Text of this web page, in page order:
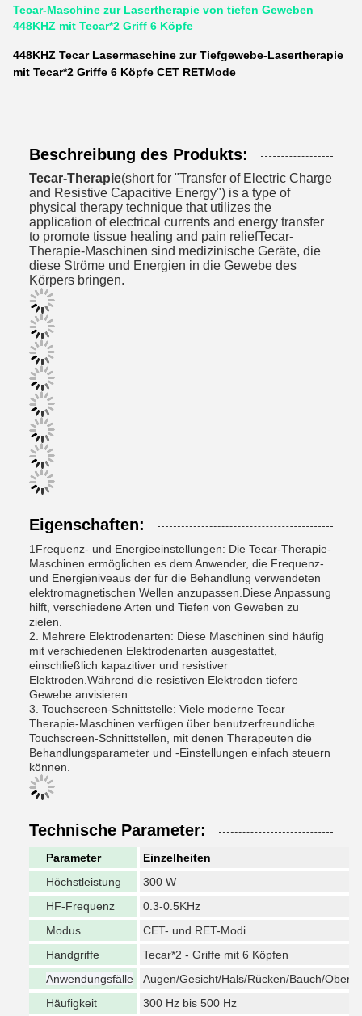
Tecar-Maschine zur Lasertherapie von tiefen Geweben
448KHZ mit Tecar*2 Griff 6 Köpfe
448KHZ Tecar Lasermaschine zur Tiefgewebe-Lasertherapie
mit Tecar*2 Griffe 6 Köpfe CET RETMode
Beschreibung des Produkts:
Tecar-Therapie(short for "Transfer of Electric Charge
and Resistive Capacitive Energy") is a type of
physical therapy technique that utilizes the
application of electrical currents and energy transfer
to promote tissue healing and pain reliefTecar-
Therapie-Maschinen sind medizinische Geräte, die
diese Ströme und Energien in die Gewebe des
Körpers bringen.
Eigenschaften:
1Frequenz- und Energieeinstellungen: Die Tecar-Therapie-
Maschinen ermöglichen es dem Anwender, die Frequenz-
und Energieniveaus der für die Behandlung verwendeten
elektromagnetischen Wellen anzupassen.Diese Anpassung
hilft, verschiedene Arten und Tiefen von Geweben zu
zielen.
2. Mehrere Elektrodenarten: Diese Maschinen sind häufig
mit verschiedenen Elektrodenarten ausgestattet,
einschließlich kapazitiver und resistiver
Elektroden.Während die resistiven Elektroden tiefere
Gewebe anvisieren.
3. Touchscreen-Schnittstelle: Viele moderne Tecar
Therapie-Maschinen verfügen über benutzerfreundliche
Touchscreen-Schnittstellen, mit denen Therapeuten die
Behandlungsparameter und -Einstellungen einfach steuern
können.
Technische Parameter:
Parameter
Einzelheiten
Höchstleistung
300 W
HF-Frequenz
0.3-0.5KHz
Modus
CET- und RET-Modi
Handgriffe
Tecar*2 - Griffe mit 6 Köpfen
Anwendungsfälle
Augen/Gesicht/Hals/Rücken/Bauch/
Häufigkeit
300 Hz bis 500 Hz